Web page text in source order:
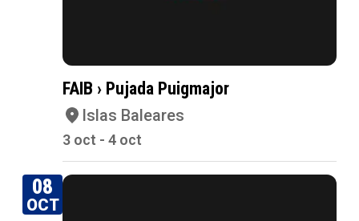
FAIB › Pujada Puigmajor
Islas Baleares
3 oct - 4 oct
08
OCT